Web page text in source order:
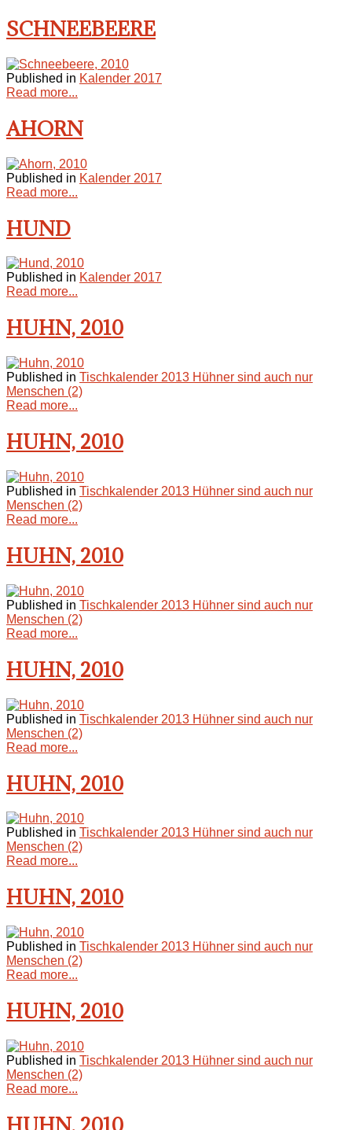
SCHNEEBEERE
Published in Kalender 2017
Read more...
AHORN
Published in Kalender 2017
Read more...
HUND
Published in Kalender 2017
Read more...
HUHN, 2010
Published in Tischkalender 2013 Hühner sind auch nur
Menschen (2)
Read more...
HUHN, 2010
Published in Tischkalender 2013 Hühner sind auch nur
Menschen (2)
Read more...
HUHN, 2010
Published in Tischkalender 2013 Hühner sind auch nur
Menschen (2)
Read more...
HUHN, 2010
Published in Tischkalender 2013 Hühner sind auch nur
Menschen (2)
Read more...
HUHN, 2010
Published in Tischkalender 2013 Hühner sind auch nur
Menschen (2)
Read more...
HUHN, 2010
Published in Tischkalender 2013 Hühner sind auch nur
Menschen (2)
Read more...
HUHN, 2010
Published in Tischkalender 2013 Hühner sind auch nur
Menschen (2)
Read more...